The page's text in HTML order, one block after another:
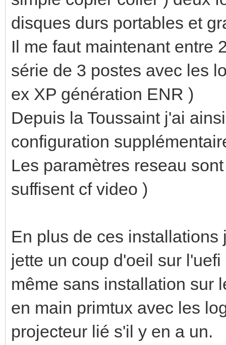
disques durs portables et
Il me faut maintenant entre
série de 3 postes avec les
ex XP génération ENR )
Depuis la Toussaint j'ai
configuration
Les paramètres reseau
suffisent cf video )
En plus de ces
jette un coup d'oeil sur
même sans installation sur
en main primtux avec les
projecteur lié s'il y en a un.